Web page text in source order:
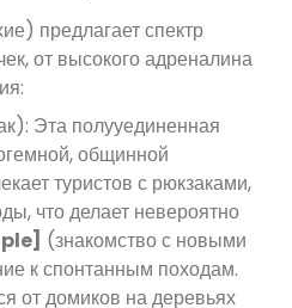
предлагает спектр
от высокого адреналина
Эта полууединенная
общинной
туристов с рюкзаками,
что делает невероятно
(знакомство с новыми
к спонтанным походам.
от домиков на деревьях